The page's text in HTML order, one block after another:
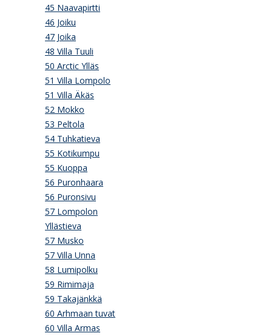
45 Naavapirtti
46 Joiku
47 Joika
48 Villa Tuuli
50 Arctic Ylläs
51 Villa Lompolo
51 Villa Äkäs
52 Mokko
53 Peltola
54 Tuhkatieva
55 Kotikumpu
55 Kuoppa
56 Puronhaara
56 Puronsivu
57 Lompolon
Yllästieva
57 Musko
57 Villa Unna
58 Lumipolku
59 Rimimaja
59 Takajänkkä
60 Arhmaan tuvat
60 Villa Armas